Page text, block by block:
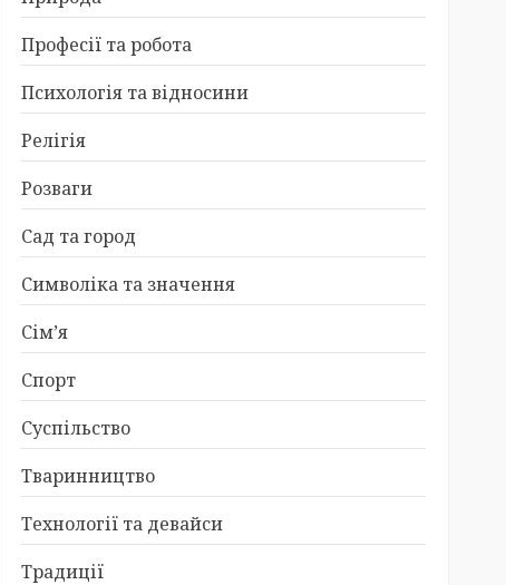
Професії та робота
Психологія та відносини
Релігія
Розваги
Сад та город
Символіка та значення
Сім’я
Спорт
Суспільство
Тваринництво
Технології та девайси
Традиції